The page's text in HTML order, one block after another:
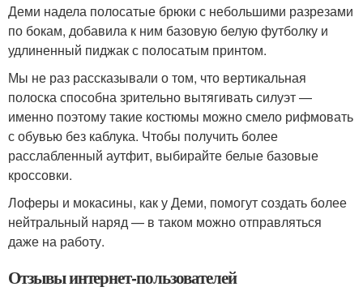
Деми надела полосатые брюки с небольшими разрезами
по бокам, добавила к ним базовую белую футболку и
удлиненный пиджак с полосатым принтом.
Мы не раз рассказывали о том, что вертикальная
полоска способна зрительно вытягивать силуэт —
именно поэтому такие костюмы можно смело рифмовать
с обувью без каблука. Чтобы получить более
расслабленный аутфит, выбирайте белые базовые
кроссовки.
Лоферы и мокасины, как у Деми, помогут создать более
нейтральный наряд — в таком можно отправляться
даже на работу.
Отзывы интернет-пользователей